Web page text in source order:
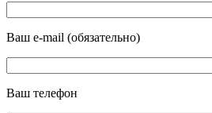
Ваш e-mail (обязательно)
Ваш телефон